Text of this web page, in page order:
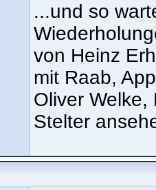
...und so
von Heinz
mit Raab,
Oliver
Stelter